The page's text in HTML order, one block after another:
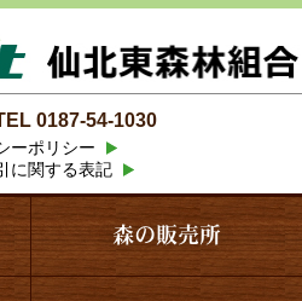
0187-54-1030
ーポリシー
に関する表記
森の販売所